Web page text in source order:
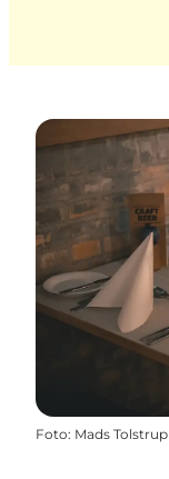
Foto: Mads Tolstrup